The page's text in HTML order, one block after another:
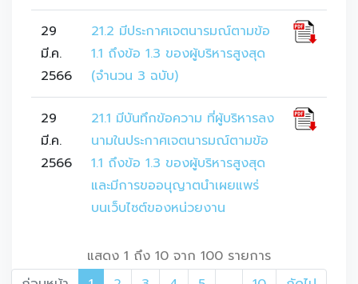
29
มี.ค.
2566
21.2 มีประกาศเจตนารมณ์ตามข้อ
1.1 ถึงข้อ 1.3 ของผู้บริหารสูงสุด
(จำนวน 3 ฉบับ)
29
มี.ค.
2566
21.1 มีบันทึกข้อความ ที่ผู้บริหารลง
นามในประกาศเจตนารมณ์ตามข้อ
1.1 ถึงข้อ 1.3 ของผู้บริหารสูงสุด
และมีการขออนุญาตนำเผยแพร่
บนเว็บไซต์ของหน่วยงาน
แสดง 1 ถึง 10 จาก 100 รายการ